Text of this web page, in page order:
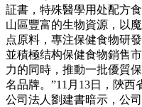
証書，特殊醫學用处配方
山區豐富的生物資源，以
点原料，專注保健食物研
並積極结构保健食物銷售
力的同時，推動一批優質
名品牌。”11月13日，陝
公司法人劉建書暗示，公